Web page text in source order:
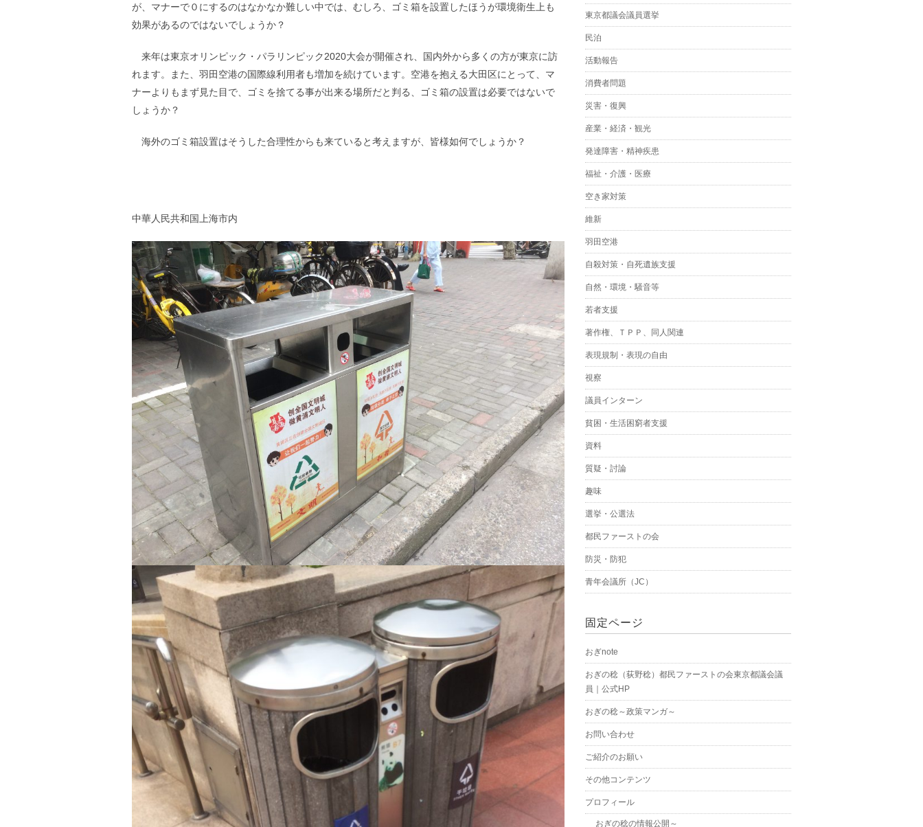
が、マナーで０にするのはなかなか難しい中では、むしろ、ゴミ箱を設置したほうが環境衛生上も
効果があるのではないでしょうか？
来年は東京オリンピック・パラリンピック2020大会が開催され、国内外から多くの方が東京に訪
れます。また、羽田空港の国際線利用者も増加を続けています。空港を抱える大田区にとって、マ
ナーよりもまず見た目で、ゴミを捨てる事が出来る場所だと判る、ゴミ箱の設置は必要ではないで
しょうか？
海外のゴミ箱設置はそうした合理性からも来ていると考えますが、皆様如何でしょうか？
中華人民共和国上海市内
東京都議会議員選挙
民泊
活動報告
消費者問題
災害・復興
産業・経済・観光
発達障害・精神疾患
福祉・介護・医療
空き家対策
維新
羽田空港
自殺対策・自死遺族支援
自然・環境・騒音等
若者支援
著作権、ＴＰＰ、同人関連
表現規制・表現の自由
視察
議員インターン
貧困・生活困窮者支援
資料
質疑・討論
趣味
選挙・公選法
都民ファーストの会
防災・防犯
青年会議所（JC）
固定ページ
おぎnote
おぎの稔（荻野稔）都民ファーストの会東京都議会議
員｜公式HP
おぎの稔～政策マンガ～
お問い合わせ
ご紹介のお願い
その他コンテンツ
プロフィール
おぎの稔の情報公開～